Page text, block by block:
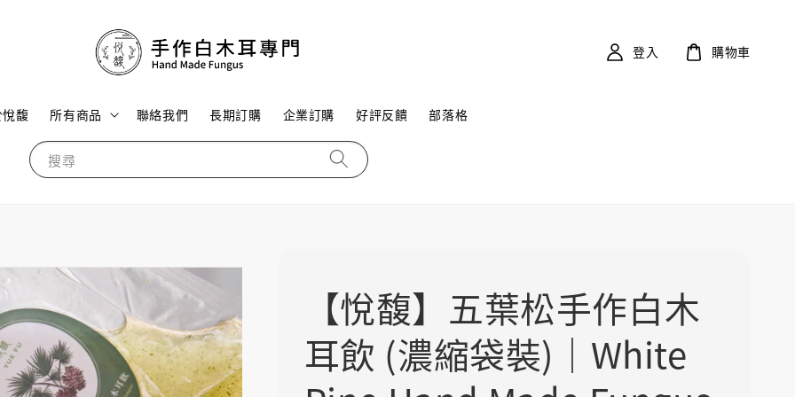
搜尋
馥 所有商品 聯絡我們 長期訂購 企業訂購 好評反饋 部落格
登入 購物車
【悅馥】五葉松手作白木
耳飲 (濃縮袋裝)｜White